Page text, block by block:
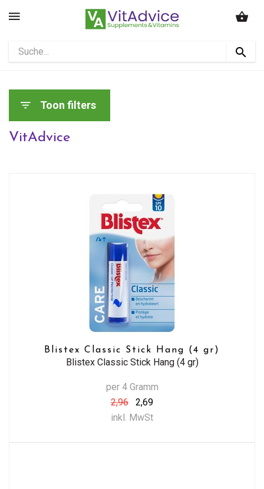
Toon filters
VitAdvice
Blistex Classic Stick Hang (4 gr)
Blistex Classic Stick Hang (4 gr)
per 4 Gramm
2,96
2,69
inkl. MwSt